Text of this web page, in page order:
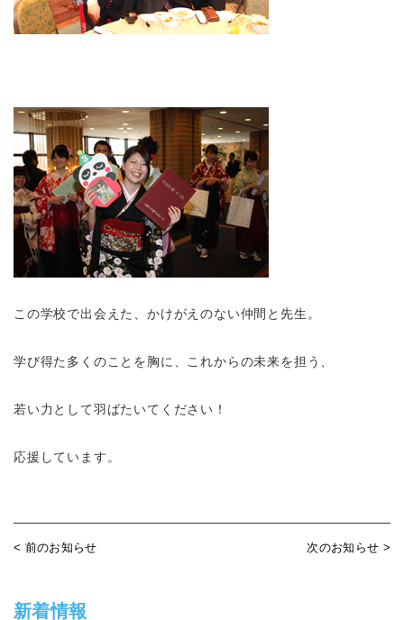
この学校で出会えた、かけがえのない仲間と先生。
学び得た多くのことを胸に、これからの未来を担う、
若い力として羽ばたいてください！
応援しています。
< 前のお知らせ 次のお知らせ >
新着情報